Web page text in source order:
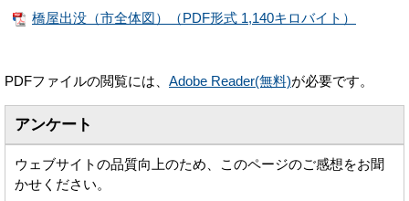
橋屋出没（市全体図）（PDF形式 1,140キロバイト）
PDFファイルの閲覧には、 Adobe Reader(無料)が必要です。
アンケート
ウェブサイトの品質向上のため、このページのご感想をお聞
かせください。